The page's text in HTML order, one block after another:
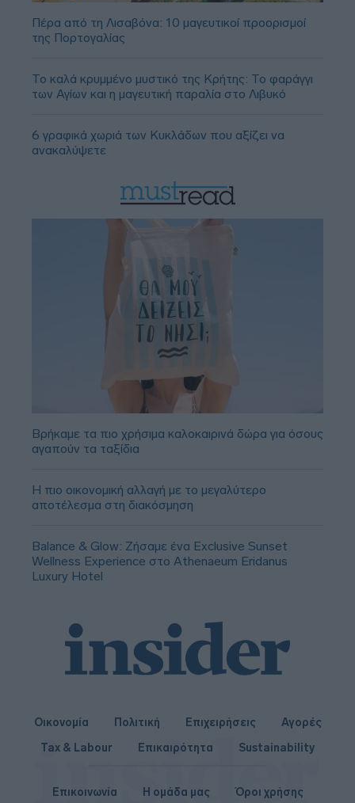
Πέρα από τη Λισαβόνα: 10 μαγευτικοί προορισμοί
της Πορτογαλίας
Το καλά κρυμμένο μυστικό της Κρήτης: Το φαράγγι
των Αγίων και η μαγευτική παραλία στο Λιβυκό
6 γραφικά χωριά των Κυκλάδων που αξίζει να
ανακαλύψετε
Βρήκαμε τα πιο χρήσιμα καλοκαιρινά δώρα για όσους
αγαπούν τα ταξίδια
Η πιο οικονομική αλλαγή με το μεγαλύτερο
αποτέλεσμα στη διακόσμηση
Balance & Glow: Ζήσαμε ένα Exclusive Sunset
Wellness Experience στο Athenaeum Eridanus
Luxury Hotel
Οικονομία Πολιτική Επιχειρήσεις
Αγορές
Tax & Labour
Επικαιρότητα Sustainability
Επικοινωνία Η ομάδα μας Όροι χρήσης